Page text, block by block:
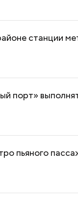
станции
порт»
пьяного